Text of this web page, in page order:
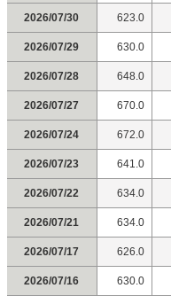
2026/07/30 623.0
2026/07/29 630.0
2026/07/28 648.0
2026/07/27 670.0
2026/07/24 672.0
2026/07/23 641.0
2026/07/22 634.0
2026/07/21 634.0
2026/07/17 626.0
2026/07/16 630.0